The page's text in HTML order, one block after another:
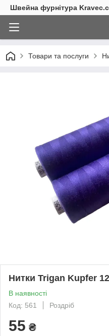
Швейна фурнітура
Товари та послуги
Нитки Trigan Kupfer
В наявності
Код: 561
Роздріб
55 ₴